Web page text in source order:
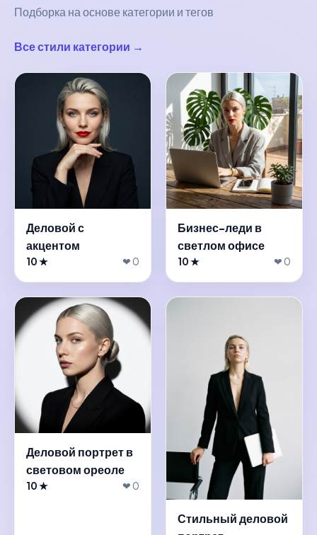
Подборка на основе категории и тегов
Все стили категории →
Деловой с
акцентом
10 ★ ❤ 0
Бизнес-леди в
светлом офисе
10 ★ ❤ 0
Деловой портрет в
световом ореоле
10 ★ ❤ 0
Стильный деловой